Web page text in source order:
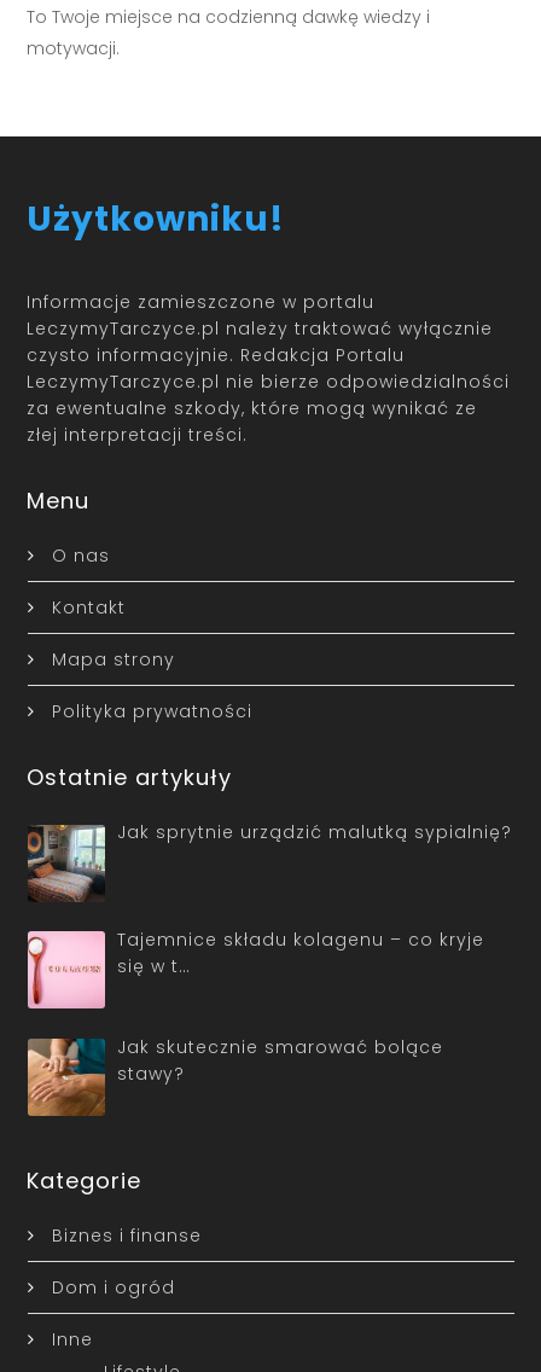
To Twoje miejsce na codzienną dawkę wiedzy i
motywacji.
Użytkowniku!
Informacje zamieszczone w portalu
LeczymyTarczyce.pl należy traktować wyłącznie
czysto informacyjnie. Redakcja Portalu
LeczymyTarczyce.pl nie bierze odpowiedzialności
za ewentualne szkody, które mogą wynikać ze
złej interpretacji treści.
Menu
O nas
Kontakt
Mapa strony
Polityka prywatności
Ostatnie artykuły
Jak sprytnie urządzić malutką sypialnię?
Tajemnice składu kolagenu – co kryje
się w t…
Jak skutecznie smarować bolące
stawy?
Kategorie
Biznes i finanse
Dom i ogród
Inne